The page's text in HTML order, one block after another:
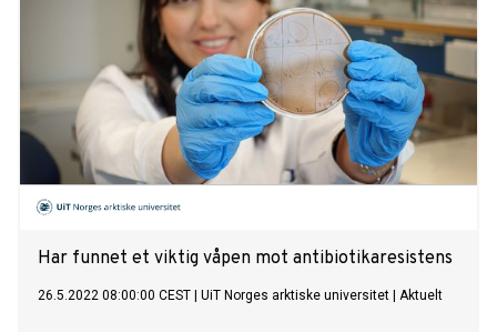
Har funnet et viktig våpen mot antibiotikaresistens
26.5.2022 08:00:00 CEST UiT Norges arktiske universitet Aktuelt